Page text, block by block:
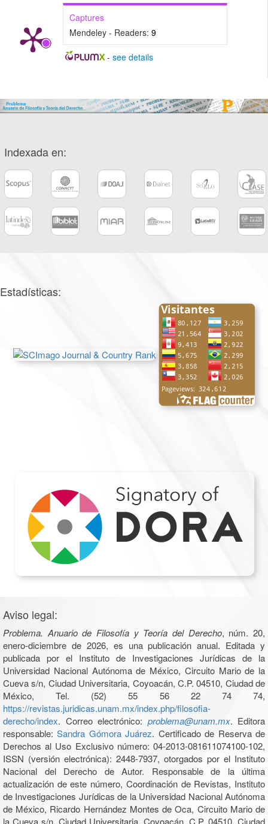
Captures
Mendeley - Readers: 9
- see details
Indexada en:
Estadísticas:
Aviso legal:
Problema. Anuario de Filosofía y Teoría del Derecho, núm. 20,
enero-diciembre de 2026, es una publicación anual. Editada y
publicada por el Instituto de Investigaciones Jurídicas de la
Universidad Nacional Autónoma de México, Circuito Mario de la
Cueva s/n, Ciudad Universitaria, Coyoacán, C.P. 04510, Ciudad de
México, Tel. (52) 55 56 22 74 74,
https://revistas.juridicas.unam.mx/index.php/filosofia-
derecho/index. Correo electrónico: problema@unam.mx. Editora
responsable:Sandra Gómora Juárez. Certificado de Reserva de
Derechos al Uso Exclusivo número: 04-2013-081611074100-102,
ISSN (versión electrónica): 2448-7937, otorgados por el Instituto
Nacional del Derecho de Autor. Responsable de la última
actualización de este número, Coordinación de Revistas, Instituto
de Investigaciones Jurídicas de la Universidad Nacional Autónoma
de México, Ricardo Hernández Montes de Oca, Circuito Mario de
la Cueva s/n, Ciudad Universitaria, Coyoacán, C.P. 04510, Ciudad